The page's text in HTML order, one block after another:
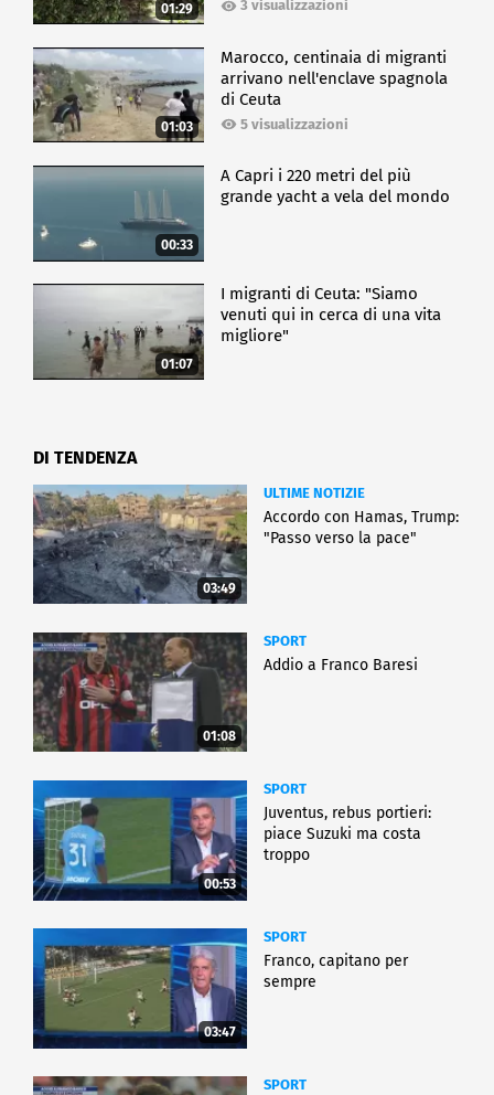
01:29 3 visualizzazioni
01:03
Marocco, centinaia di migranti
arrivano nell'enclave spagnola
di Ceuta
5 visualizzazioni
00:33
A Capri i 220 metri del più
grande yacht a vela del mondo
01:07
I migranti di Ceuta: "Siamo
venuti qui in cerca di una vita
migliore"
DI TENDENZA
03:49
ULTIME NOTIZIE
Accordo con Hamas, Trump:
"Passo verso la pace"
01:08
SPORT
Addio a Franco Baresi
00:53
SPORT
Juventus, rebus portieri:
piace Suzuki ma costa
troppo
03:47
SPORT
Franco, capitano per
sempre
SPORT